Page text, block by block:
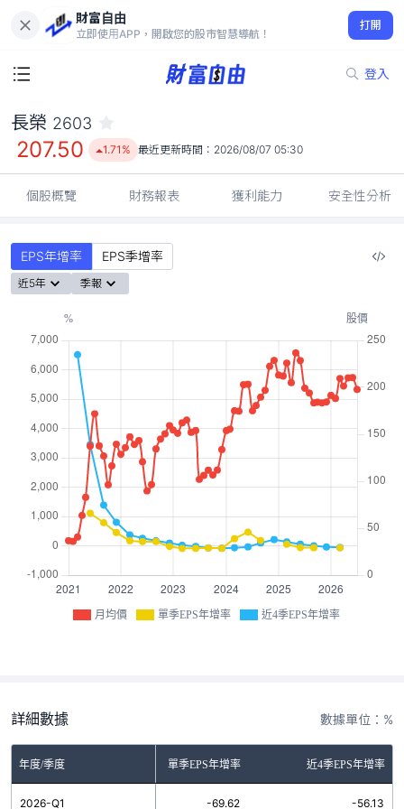
財富自由
立即使用APP，開啟您的股市智慧導航！
打開
登入
207.50
1.71%
長榮 2603
207.50 1.71% 最近更新時間： 2026/08/07 05:30
個股概覽 財務報表 獲利能力 安全性分析
EPS年增率 EPS季增率
近5年 季報
月均價 單季EPS年增率 近4季EPS年增率
詳細數據 數據單位：%
年度/季度 單季EPS年增率 近4季EPS年增率
2026-Q1 -69.62 -56.13